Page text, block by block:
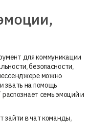
для коммуникации
безопасности,
можно
звать на помощь
семь эмоций и
зайти в чат команды,